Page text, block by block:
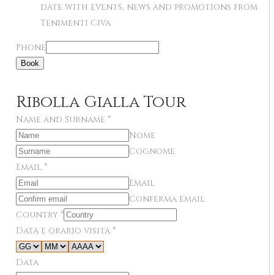
date with events, news and promotions from
Tenimenti Civa
Phone
Book
Ribolla Gialla Tour
Name and Surname *
Nome
Cognome
Email *
Email
Conferma email
Country *
Data e orario visita *
Data